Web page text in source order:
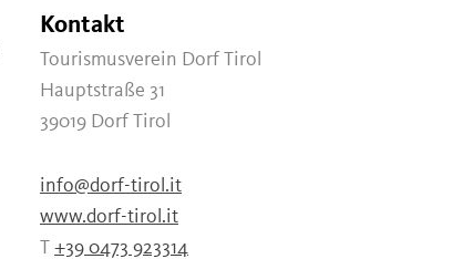
Kontakt
Tourismusverein Dorf Tirol
Hauptstraße 31
39019 Dorf Tirol
info@dorf-tirol.it
www.dorf-tirol.it
T +39 0473 923314